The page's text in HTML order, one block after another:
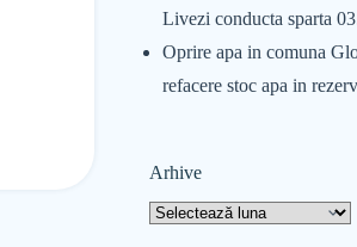
Livezi conducta sparta
Oprire apa in comuna
refacere stoc apa in
Arhive